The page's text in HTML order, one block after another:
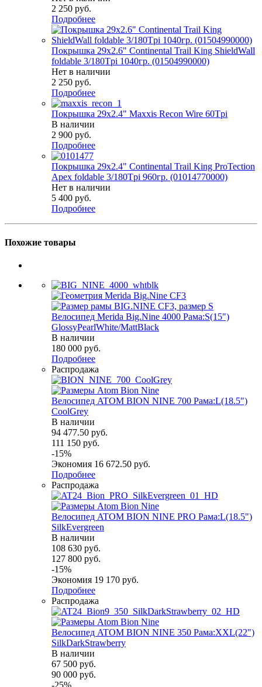
2 250 руб.
Подробнее
Покрышка 29x2.6" Continental Trail King ShieldWall
foldable 3/180Tpi 1040гр. (01504990000)
Нет в наличии
2 250 руб.
Подробнее
Покрышка 29x2.4" Maxxis Recon Wire 60Tpi
В наличии
2 900 руб.
Подробнее
Покрышка 29x2.4" Continental Trail King ProTection
Apex foldable 3/180Tpi 960гр. (01014770000)
Нет в наличии
5 400 руб.
Подробнее
Похожие товары
Велосипед Merida Big.Nine 4000 Рама:S(15")
GlossyPearlWhite/MattBlack
В наличии
180 000 руб.
Подробнее
Распродажа
Велосипед ATOM BION NINE 700 Рама:L(18.5")
СoolGrey
В наличии
94 477.50 руб.
111 150 руб.
-15%
Экономия 16 672.50 руб.
Подробнее
Распродажа
Велосипед ATOM BION NINE PRO Рама:L(18.5")
SilkEvergreen
В наличии
108 630 руб.
127 800 руб.
-15%
Экономия 19 170 руб.
Подробнее
Распродажа
Велосипед ATOM BION NINE 350 Рама:XXL(22")
SilkDarkStrawberry
В наличии
67 500 руб.
90 000 руб.
-25%